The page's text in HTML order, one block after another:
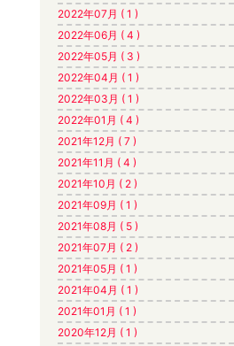
2022年07月 ( 1 )
2022年06月 ( 4 )
2022年05月 ( 3 )
2022年04月 ( 1 )
2022年03月 ( 1 )
2022年01月 ( 4 )
2021年12月 ( 7 )
2021年11月 ( 4 )
2021年10月 ( 2 )
2021年09月 ( 1 )
2021年08月 ( 5 )
2021年07月 ( 2 )
2021年05月 ( 1 )
2021年04月 ( 1 )
2021年01月 ( 1 )
2020年12月 ( 1 )